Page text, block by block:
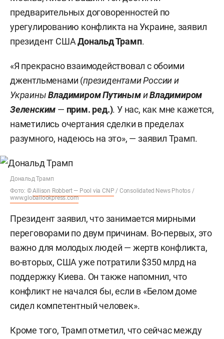
предварительных договоренностей по
урегулированию конфликта на Украине, заявил
президент СШАДональд Трамп.
«Я прекрасно взаимодействовал с обоими
джентльменами (президентами России и
УкраиныВладимиром ПутинымиВладимиром
Зеленским — прим. ред.). У нас, как мне кажется,
наметились очертания сделки в пределах
разумного, надеюсь на это», — заявил Трамп.
Дональд Трамп
Фото: ©Allison Robbert — Pool via CNP / Consolidated News Photos /
www.globallookpress.com
Президент заявил, что занимается мирными
переговорами по двум причинам. Во-первых, это
важно для молодых людей — жертв конфликта,
во-вторых, США уже потратили $350 млрд на
поддержку Киева. Он также напомнил, что
конфликт не начался бы, если в «Белом доме
сидел компетентный человек».
Кроме того, Трамп отметил, что сейчас между